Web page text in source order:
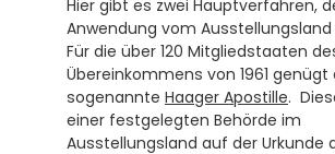
Hier gibt es zwei Hauptverfahren,
Anwendung vom
Für die über 120 Mitgliedstaaten
Übereinkommens von 1961 genügt
sogenannte Haager Apostille.
einer festgelegten Behörde im